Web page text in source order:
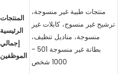
المنتجات
الرئيسية
إجمالي
الموظفين
منتجات طبية غير منسوجة،
ترشيح غير منسوج، كابلات غير
منسوجة، مناديل تنظيف،
بطانة غير منسوجة 501 -
1000 شخص